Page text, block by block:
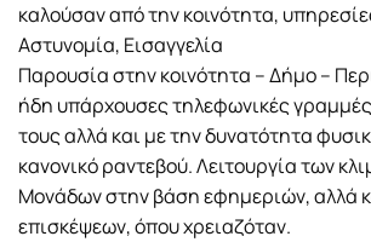
καλούσαν από την κοινότητα,
Αστυνομία, Εισαγγελία
Παρουσία στην κοινότητα – Δήμο –
ήδη υπάρχουσες τηλεφωνικές
τους αλλά και με την δυνατότητα
κανονικό ραντεβού. Λειτουργία των
Μονάδων στην βάση εφημεριών, αλλά
επισκέψεων, όπου χρειαζόταν.